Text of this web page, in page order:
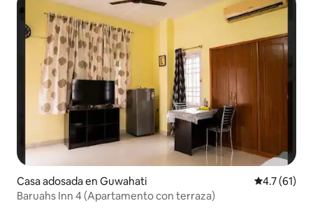
Casa adosada en Guwahati Calificación
4.7 (61)
Baruahs Inn 4 (Apartamento con terraza)